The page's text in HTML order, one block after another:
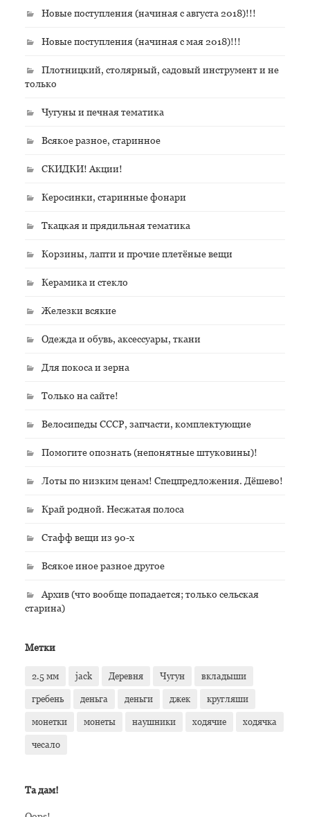
Новые поступления (начиная с августа 2018)!!!
Новые поступления (начиная с мая 2018)!!!
Плотницкий, столярный, садовый инструмент и не
только
Чугуны и печная тематика
Всякое разное, старинное
СКИДКИ! Акции!
Керосинки, старинные фонари
Ткацкая и прядильная тематика
Корзины, лапти и прочие плетёные вещи
Керамика и стекло
Железки всякие
Одежда и обувь, аксессуары, ткани
Для покоса и зерна
Только на сайте!
Велосипеды СССР, запчасти, комплектующие
Помогите опознать (непонятные штуковины)!
Лоты по низким ценам! Спецпредложения. Дёшево!
Край родной. Несжатая полоса
Стафф вещи из 90-х
Всякое иное разное другое
Архив (что вообще попадается; только сельская
старина)
Метки
2.5 мм jack Деревня Чугун вкладыши
гребень деньга деньги джек кругляши
монетки монеты наушники ходячие ходячка
чесало
Та дам!